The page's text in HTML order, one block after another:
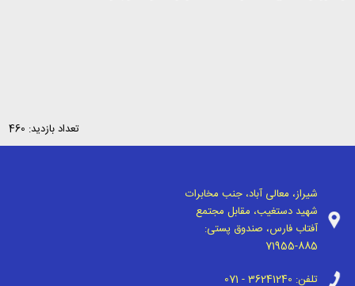
تعداد بازدید: 460
شیراز، معالی آباد، جنب مخابرات
شهید دستغیب، مقابل مجتمع
آفتاب فارس، صندوق پستی:
71955-885
تلفن: 071 - 36241240